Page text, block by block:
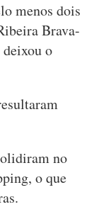
menos dois
Brava-
o
no
o que